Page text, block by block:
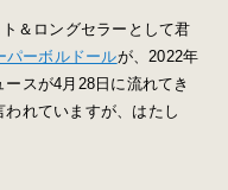
＆ロングセラーとして君
パーボルドールが、2022年
スが4月28日に流れてき
れていますが、はたし